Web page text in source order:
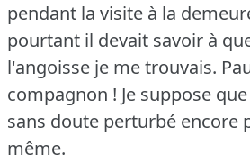
pendant la visite à la
pourtant il devait savoir à
l'angoisse je me trouvais.
compagnon ! Je suppose
sans doute perturbé encore
même.